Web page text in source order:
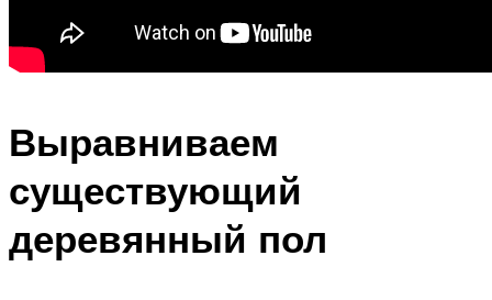
Выравниваем
существующий
деревянный пол